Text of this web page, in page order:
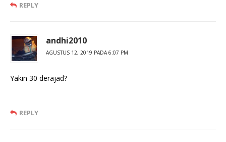
REPLY
andhi2010
AGUSTUS 12, 2019 PADA 6:07 PM
Yakin 30 derajad?
REPLY